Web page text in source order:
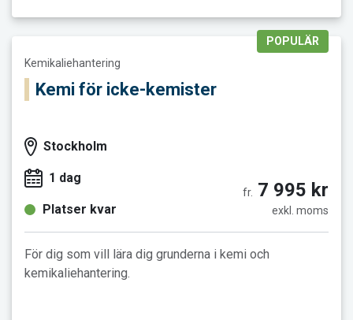
POPULÄR
Kemikaliehantering
Kemi för icke-kemister
Stockholm
1 dag
Platser kvar
fr. 7 995 kr
exkl. moms
För dig som vill lära dig grunderna i kemi och
kemikaliehantering.